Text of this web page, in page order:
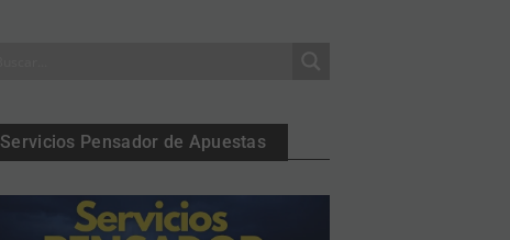
Servicios Pensador de Apuestas